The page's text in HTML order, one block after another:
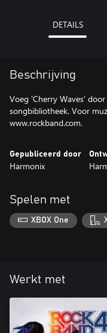
DETAILS
Beschrijving
Voeg 'Cherry Waves'
songbibliotheek. Voor
www.rockband.com.
Gepubliceerd door
Harmonix
Spelen met
XBOX One
Werkt met